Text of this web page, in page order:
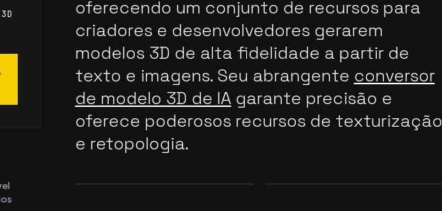
oferecendo um conjunto de recursos para
criadores e desenvolvedores gerarem
modelos 3D de alta fidelidade a partir de
texto e imagens. Seu abrangente conversor
de modelo 3D de IAgarante precisão e
oferece poderosos recursos de texturização
e retopologia.